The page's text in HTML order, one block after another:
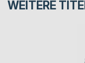
WEITERE